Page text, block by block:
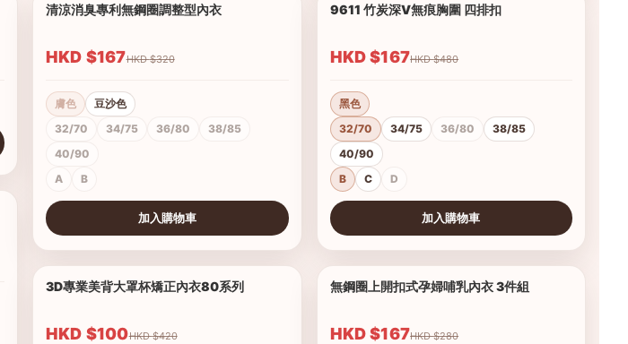
清涼消臭專利無鋼圈調整型內衣
HKD $167 HKD $320
膚色
豆沙色
32/70
34/75 36/80
38/85
40/90
A
B
加入購物車
3D專業美背大罩杯矯正內衣80系列
HKD $100 HKD $420
9611 竹炭深V無痕胸圍 四排扣
HKD $167 HKD $480
黑色
32/70
34/75 36/80
38/85
40/90
B
C D
加入購物車
無鋼圈上開扣式孕婦哺乳內衣 3件組
HKD $167 HKD $280